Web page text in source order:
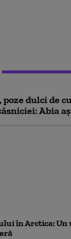
dulci de
Abia
în Arctica: Un